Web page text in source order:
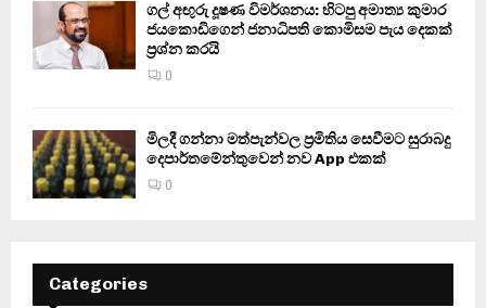
ගල් අඟුරු දූෂණ විමර්ශනය: හිටපු අමාත්‍ය කුමාර
ජයකොඩිගෙන් ජනාධිපති කොමිසම පැය දෙකක්
ප්‍රශ්න කරයි
0
මිලදී ගන්නා මත්පැන්වල ප්‍රමිතිය සෙවීමට සුරාබදු
දෙපාර්තමේන්තුවෙන් නව App එකක්
0
Categories